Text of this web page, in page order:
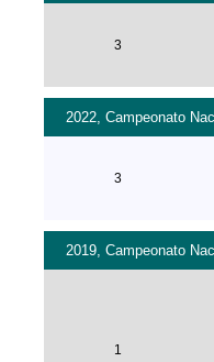
3
2022, Campeonato
3
2019, Campeonato
1